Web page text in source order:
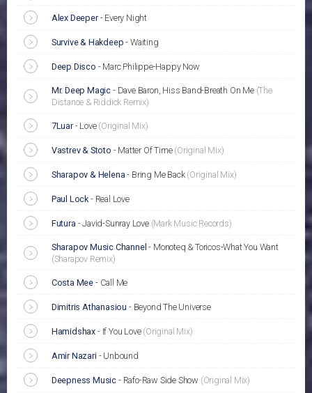
Alex Deeper- Every Night
Survive & Hakdeep - Waiting
Deep Disco - Marc Philippe-Happy Now
Mr. Deep Magic - Dave Baron, Hiss Band-Breath On Me (The
Distance & Riddick Remix)
7Luar- Love (Original Mix)
Vastrev & Stoto - Matter Of Time (Original Mix)
Sharapov & Helena - Bring Me Back (Original Mix)
Paul Lock - Real Love
Futura -Javid-Sunray Love (Mark Music Records)
Sharapov Music Channel - Monoteq & Toricos-What You Want
(Sharapov Remix)
Costa Mee - Call Me
Dimitris Athanasiou - Beyond The Universe
Hamidshax - If You Love (Original Mix)
Amir Nazari - Unbound
Deepness Music - Rafo-Raw Side Show (Original Mix)